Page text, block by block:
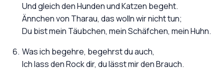
Und gleich den Hunden und Katzen begeht.
Ännchen von Tharau, das wolln wir nicht tun;
Du bist mein Täubchen, mein Schäfchen, mein Huhn.
Was ich begehre, begehrst du auch,
Ich lass den Rock dir, du lässt mir den Brauch.